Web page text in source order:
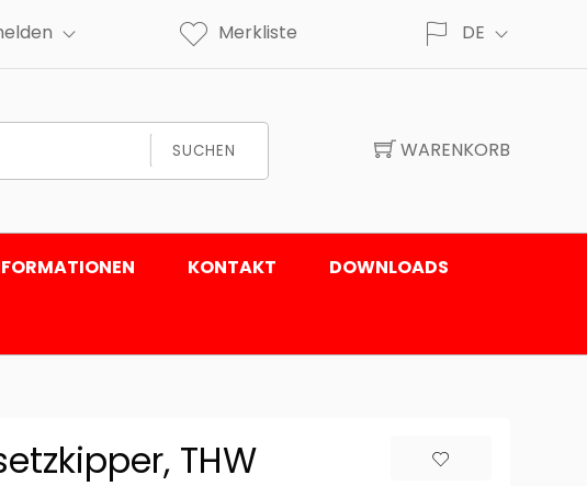
Merkliste DE
SUCHEN WARENKORB
KONTAKT DOWNLOADS
THW